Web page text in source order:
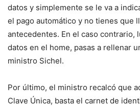
datos y simplemente se le va a
el pago automático y no tienes que
antecedentes. En el caso contrario,
datos en el home, pasas a rellenar
ministro Sichel.
Por último, el ministro recalcó que
Clave Única, basta el carnet de